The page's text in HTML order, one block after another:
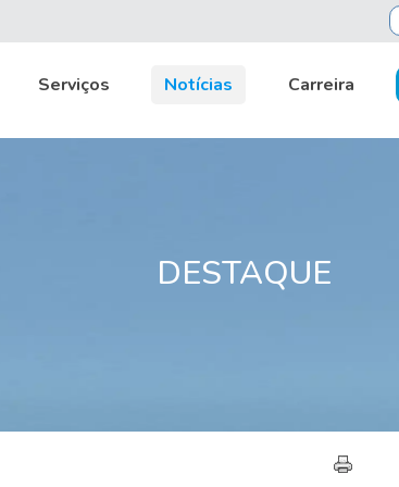
Serviços Notícias Carreira
DESTAQUE